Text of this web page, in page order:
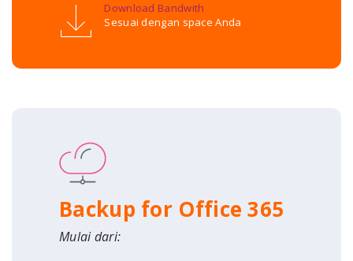
Download Bandwith
Sesuai dengan space Anda
Backup for Office 365
Mulai dari: